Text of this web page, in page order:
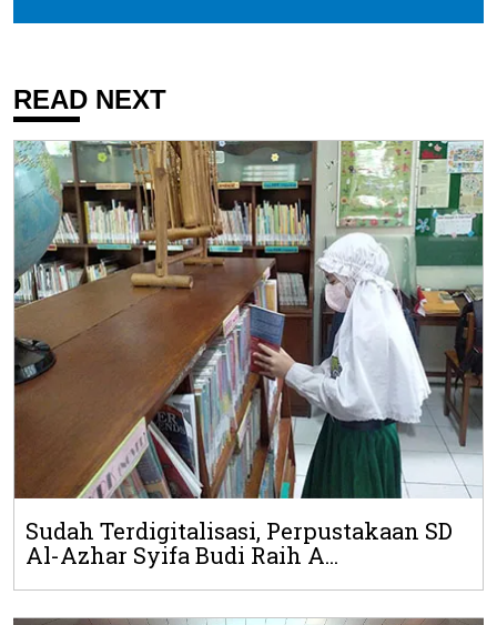
READ NEXT
Sudah Terdigitalisasi, Perpustakaan SD
Al-Azhar Syifa Budi Raih A...